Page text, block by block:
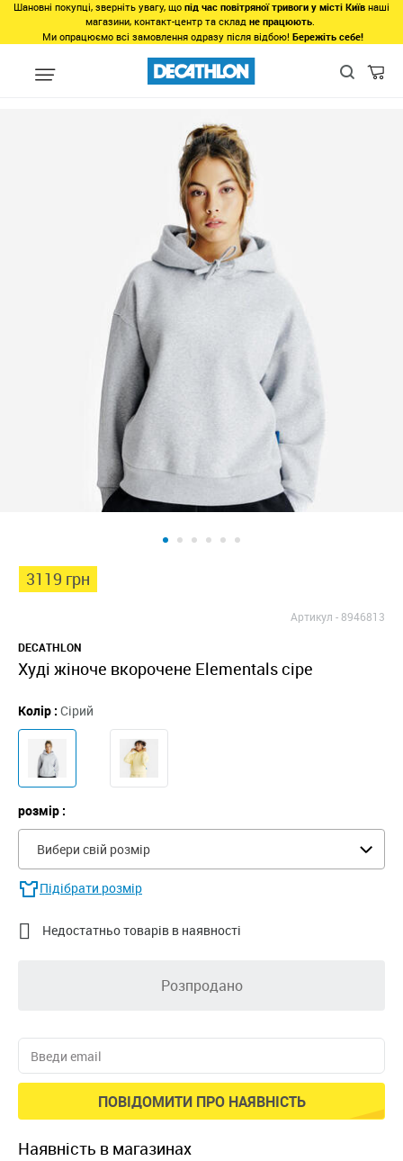
Шановні покупці, зверніть увагу, що під час повітряної тривоги у місті Київ наші
магазини, контакт-центр та склад не працюють.
Ми опрацюємо всі замовлення одразу після відбою! Бережіть себе!
Регіон Жінкам у Харкові Одяг у Харкові Верх у Харкові
3119 грн
Артикул -8946813
DECATHLON
Худі жіноче вкорочене Elementals сіре
Колір : Сірий
розмір :
Вибери свій розмір
Підібрати розмір
 Недостатньо товарів в наявності
Розпродано
ПОВІДОМИТИ ПРО НАЯВНІСТЬ
наявність в магазинах